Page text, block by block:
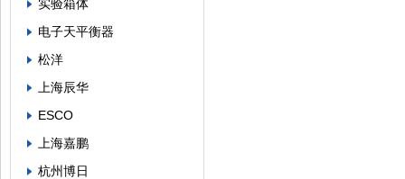
实验箱体
电子天平衡器
松洋
上海辰华
ESCO
上海嘉鹏
杭州博日